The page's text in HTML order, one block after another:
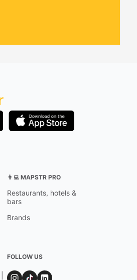
👨‍💻 MAPSTR PRO
Restaurants, hotels &
bars
Brands
FOLLOW US